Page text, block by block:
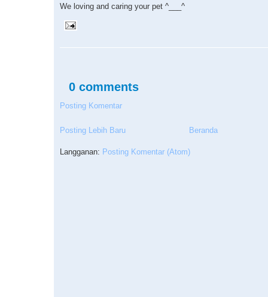
We loving and caring your pet ^___^
0 comments
Posting Komentar
Posting Lebih Baru Beranda
Langganan: Posting Komentar (Atom)